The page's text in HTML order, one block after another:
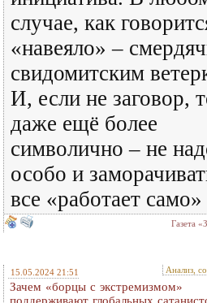
случае, как
«навеяло» –
свидомитским
И, если не заговор,
даже ещё более
символично – не
особо и
все «работает само»
Газета
15.05.2024 21:51 Анализ,
Зачем «борцы с экстремизмом»